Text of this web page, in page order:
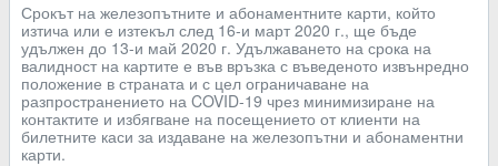
Срокът на железопътните и абонаментните карти, който
изтича или е изтекъл след 16-и март 2020 г., ще бъде
удължен до 13-и май 2020 г. Удължаването на срока на
валидност на картите е във връзка с въведеното извънредно
положение в страната и с цел ограничаване на
разпространението на COVID-19 чрез минимизиране на
контактите и избягване на посещението от клиенти на
билетните каси за издаване на железопътни и абонаментни
карти.